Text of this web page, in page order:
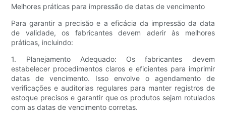
Melhores práticas para impressão de datas de vencimento
Para garantir a precisão e a eficácia da impressão da data
de validade, os fabricantes devem aderir às melhores
práticas, incluindo:
1. Planejamento Adequado: Os fabricantes devem
estabelecer procedimentos claros e eficientes para imprimir
datas de vencimento. Isso envolve o agendamento de
verificações e auditorias regulares para manter registros de
estoque precisos e garantir que os produtos sejam rotulados
com as datas de vencimento corretas.